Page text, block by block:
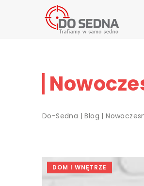
Do-Sedna |Blog |
DOM I WNĘTRZE